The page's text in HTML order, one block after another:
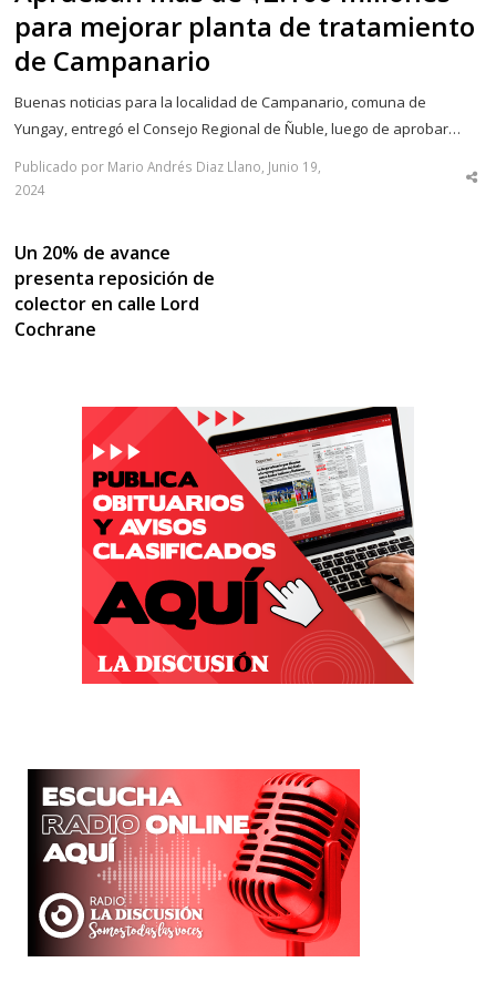
para mejorar planta de tratamiento
de Campanario
Buenas noticias para la localidad de Campanario, comuna de
Yungay, entregó el Consejo Regional de Ñuble, luego de aprobar…
Publicado por Mario Andrés Diaz Llano, Junio 19,
2024
Un 20% de avance
presenta reposición de
colector en calle Lord
Cochrane